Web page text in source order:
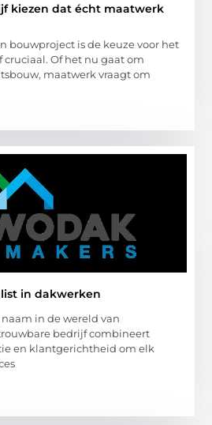
kiezen dat écht maatwerk
bouwproject is de keuze voor het
Of het nu gaat om
maatwerk vraagt om
in dakwerken
in de wereld van
bedrijf combineert
en klantgerichtheid om elk